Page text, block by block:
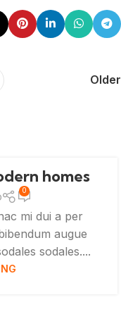
Older
homes
0
mi dui a per
augue
sodales....